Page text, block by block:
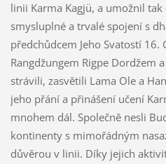
linii Karma Kagjü, a umožnil
smysluplné a trvalé spojení s
předchůdcem Jeho Svatostí 16.
Rangdžungem Rigpe Dordžem
strávili, zasvětili Lama Ole a
jeho přání a přinášení učení
mnohem dál. Společně nesli
kontinenty s mimořádným
důvěrou v linii. Díky jejich